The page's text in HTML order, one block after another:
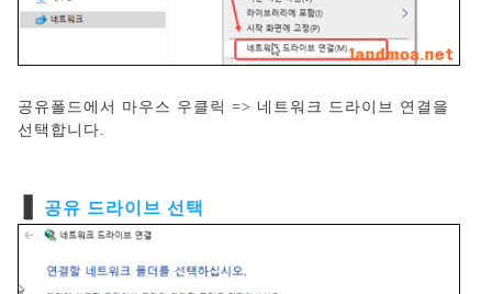
공유폴드에서 마우스 우클릭 => 네트워크 드라이브 연결을
선택합니다.
공유 드라이브 선택